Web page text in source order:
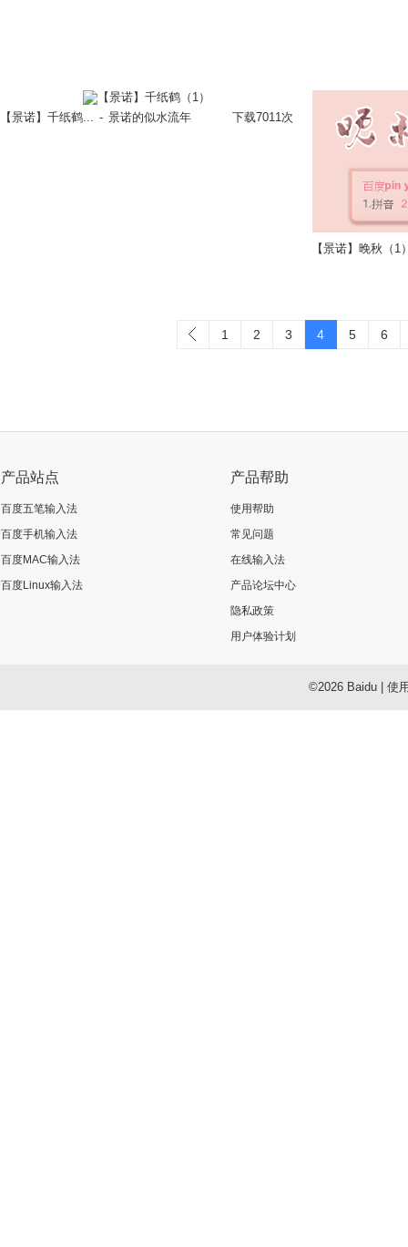
【景诺】千纸鹤... - 景诺的似水流年 下载7011次
【景诺】晚秋（1
1 2 3 4 5 6
产品站点
百度五笔输入法
百度手机输入法
百度MAC输入法
百度Linux输入法
产品帮助
使用帮助
常见问题
在线输入法
产品论坛中心
隐私政策
用户体验计划
©2026 Baidu| 使